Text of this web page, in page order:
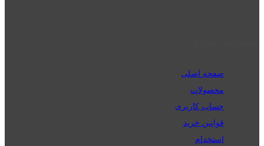
صفحه اصلی
محصولات
حساب کاربری
قوانین خرید
استخدام